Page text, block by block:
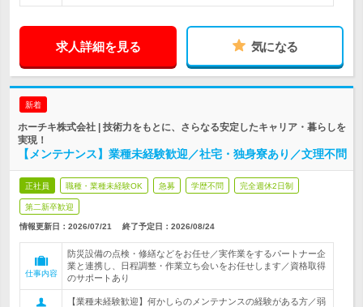
求人詳細を見る 気になる
新着
ホーチキ株式会社 | 技術力をもとに、さらなる安定したキャリア・暮らしを
実現！
【メンテナンス】業種未経験歓迎／社宅・独身寮あり／文理不問
正社員 職種・業種未経験OK 急募 学歴不問 完全週休2日制
第二新卒歓迎
情報更新日：2026/07/21 終了予定日： 2026/08/24
仕事内容
防災設備の点検・修繕などをお任せ／実作業をするパートナー企
業と連携し、日程調整・作業立ち会いをお任せします／資格取得
のサポートあり
【業種未経験歓迎】何かしらのメンテナンスの経験がある方／弱